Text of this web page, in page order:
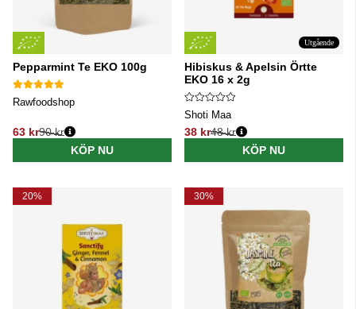
Pepparmint Te EKO 100g
Rawfoodshop
63 kr
Ordinarie pris:
90 kr
KÖP NU
Utgående
Hibiskus & Apelsin Örtte
EKO 16 x 2g
Shoti Maa
38 kr
Ordinarie pris:
48 kr
KÖP NU
20% 30%